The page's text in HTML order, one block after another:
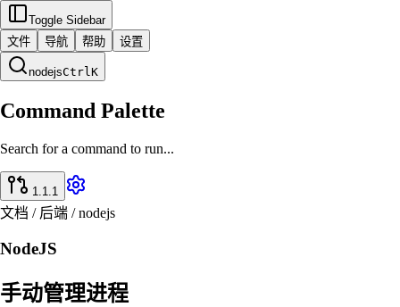
Toggle Sidebar
文件
导航 帮助 设置
nodejsCtrlK
Command Palette
Search for a command to run...
1.1.1
文档 / 后端 / nodejs
NodeJS
手动管理进程